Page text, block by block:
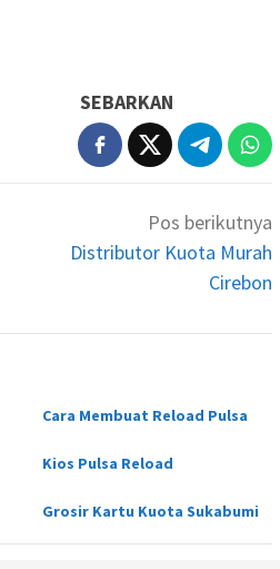
SEBARKAN
Pos berikutnya
Distributor Kuota Murah
Cirebon
Cara Membuat Reload Pulsa
Kios Pulsa Reload
Grosir Kartu Kuota Sukabumi